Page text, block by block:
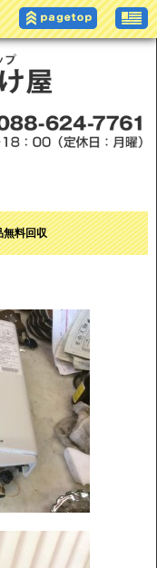
無料回収